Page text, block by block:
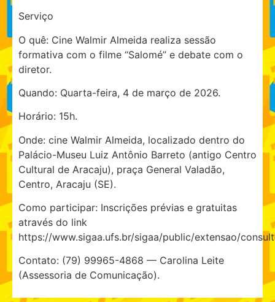
Serviço
O quê: Cine Walmir Almeida realiza sessão
formativa com o filme “Salomé” e debate com o
diretor.
Quando: Quarta-feira, 4 de março de 2026.
Horário: 15h.
Onde: cine Walmir Almeida, localizado dentro do
Palácio-Museu Luiz Antônio Barreto (antigo Centro
Cultural de Aracaju), praça General Valadão,
Centro, Aracaju (SE).
Como participar: Inscrições prévias e gratuitas
através do link
https://www.sigaa.ufs.br/sigaa/public/extensao/
Contato: (79) 99965-4868 — Carolina Leite
(Assessoria de Comunicação).